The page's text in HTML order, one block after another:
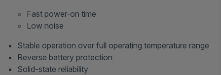
Fast power-on time
Low noise
Stable operation over full operating temperature range
Reverse battery protection
Solid-state reliability